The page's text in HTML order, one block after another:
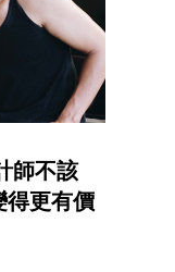
師不該
得更有價